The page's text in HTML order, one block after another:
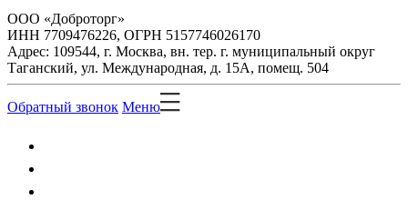
ООО «Доброторг»
ИНН 7709476226, ОГРН 5157746026170
Адрес: 109544, г. Москва, вн. тер. г. муниципальный округ
Таганский, ул. Международная, д. 15А, помещ. 504
Обратный звонок Меню